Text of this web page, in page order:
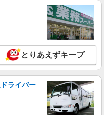
とりあえずキープ
ライバー